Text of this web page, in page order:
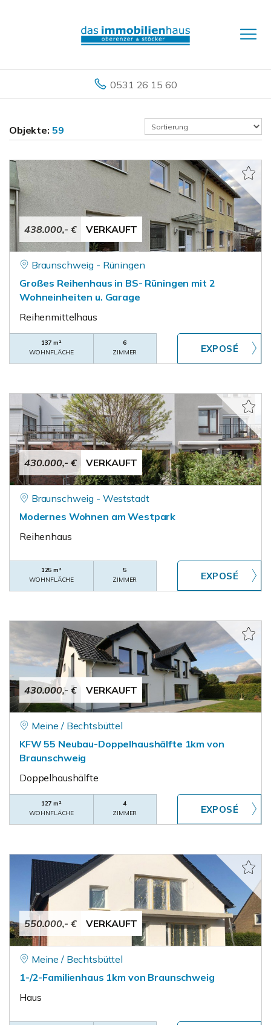
0531 26 15 60
Objekte: 59
438.000,- € VERKAUFT
Braunschweig - Rüningen
Großes Reihenhaus in BS- Rüningen mit 2
Wohneinheiten u. Garage
Reihenmittelhaus
137 m²
WOHNFLÄCHE
6
ZIMMER
430.000,- € VERKAUFT
Braunschweig - Weststadt
Modernes Wohnen am Westpark
Reihenhaus
125 m²
WOHNFLÄCHE
5
ZIMMER
430.000,- € VERKAUFT
Meine / Bechtsbüttel
KFW 55 Neubau-Doppelhaushälfte 1km von
Braunschweig
Doppelhaushälfte
127 m²
WOHNFLÄCHE
4
ZIMMER
550.000,- € VERKAUFT
Meine / Bechtsbüttel
1-/2-Familienhaus 1km von Braunschweig
Haus